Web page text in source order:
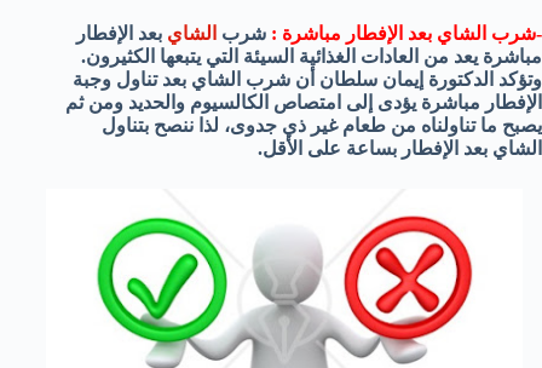
-شرب الشاي بعد الإفطار مباشرة : شرب الشاي بعد الإفطار
مباشرة يعد من العادات الغذائية السيئة التي يتبعها الكثيرون.
وتؤكد الدكتورة إيمان سلطان أن شرب الشاي بعد تناول وجبة
الإفطار مباشرة يؤدى إلى امتصاص الكالسيوم والحديد ومن ثم
يصبح ما تناولناه من طعام غير ذي جدوى، لذا ننصح بتناول
الشاي بعد الإفطار بساعة على الأقل.